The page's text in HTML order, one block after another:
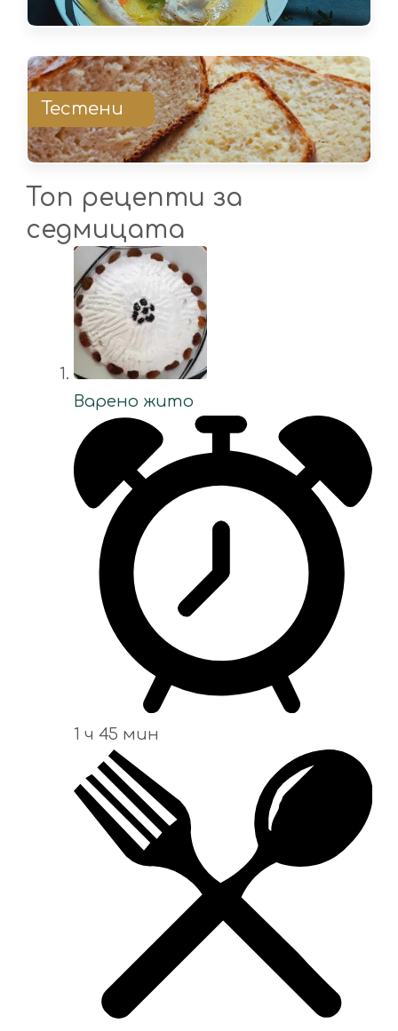
Тестени
Топ рецепти за
седмицата
Варено жито
1 ч 45 мин